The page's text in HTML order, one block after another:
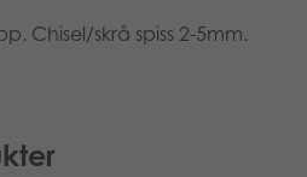
Chisel/skrå spiss 2-5mm.